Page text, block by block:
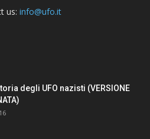
us: info@ufo.it
degli UFO nazisti (VERSIONE